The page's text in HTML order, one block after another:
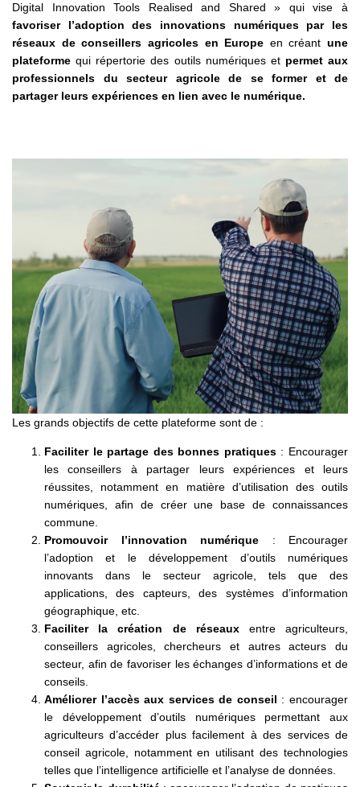
Digital Innovation Tools Realised and Shared » qui vise à
favoriser l’adoption des innovations numériques par les
réseaux de conseillers agricoles en Europe en créant une
plateforme qui répertorie des outils numériques et permet aux
professionnels du secteur agricole de se former et de
partager leurs expériences en lien avec le numérique.
Les grands objectifs de cette plateforme sont de :
Faciliter le partage des bonnes pratiques: Encourager
les conseillers à partager leurs expériences et leurs
réussites, notamment en matière d’utilisation des outils
numériques, afin de créer une base de connaissances
commune.
Promouvoir l’innovation numérique : Encourager
l’adoption et le développement d’outils numériques
innovants dans le secteur agricole, tels que des
applications, des capteurs, des systèmes d’information
géographique, etc.
Faciliter la création de réseauxentre agriculteurs,
conseillers agricoles, chercheurs et autres acteurs du
secteur, afin de favoriser les échanges d’informations et de
conseils.
Améliorer l’accès aux services de conseil : encourager
le développement d’outils numériques permettant aux
agriculteurs d’accéder plus facilement à des services de
conseil agricole, notamment en utilisant des technologies
telles que l’intelligence artificielle et l’analyse de données.